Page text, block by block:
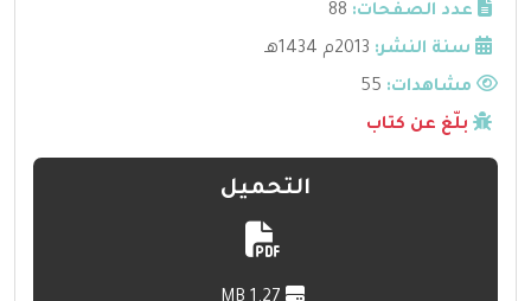
عدد الصفحات: 88
سنة النشر: 2013م 1434هـ
مشاهدات:
بلّغ عن كتاب
التحميل